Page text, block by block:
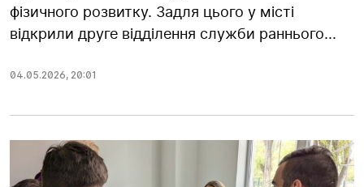
фізичного розвитку. Задля цього у місті
відкрили друге відділення служби раннього...
04.05.2026, 20:01